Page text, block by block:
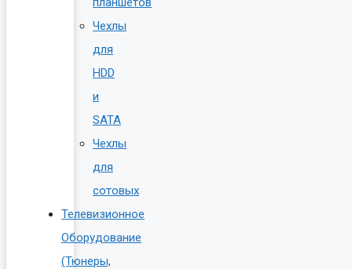
Чехлы
для
HDD
и
SATA
Чехлы
для
сотовых
Телевизионное
Оборудование
(Тюнеры,